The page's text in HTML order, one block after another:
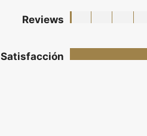
Reviews
Satisfacción